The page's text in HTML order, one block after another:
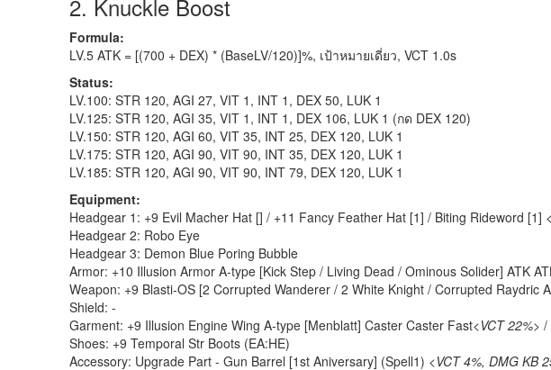
2. Knuckle Boost
Formula:
LV.5 ATK = [(700 + DEX) * (BaseLV/120)]%, เป้าหมายเดี่ยว, VCT 1.0s
Status:
LV.100: STR 120, AGI 27, VIT 1, INT 1, DEX 50, LUK 1
LV.125: STR 120, AGI 35, VIT 1, INT 1, DEX 106, LUK 1 (กด DEX 120)
LV.150: STR 120, AGI 60, VIT 35, INT 25, DEX 120, LUK 1
LV.175: STR 120, AGI 90, VIT 90, INT 35, DEX 120, LUK 1
LV.185: STR 120, AGI 90, VIT 90, INT 79, DEX 120, LUK 1
Equipment:
Headgear 1: +9 Evil Macher Hat [] / +11 Fancy Feather Hat [1] / Biting Rideword [1]
Headgear 2: Robo Eye
Headgear 3: Demon Blue Poring Bubble
Armor: +10 Illusion Armor A-type [Kick Step / Living Dead / Ominous Solider] ATK
Weapon: +9 Blasti-OS [2 Corrupted Wanderer / 2 White Knight / Corrupted Raydric
Shield: -
Garment: +9 Illusion Engine Wing A-type [Menblatt] Caster Caster Fast<VCT 22%> /
Shoes: +9 Temporal Str Boots (EA:HE)
Accessory: Upgrade Part - Gun Barrel [1st Aniversary] (Spell1) <VCT 4%, DMG KB